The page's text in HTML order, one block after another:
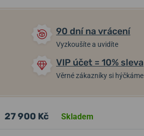
90 dní na vrácení
Vyzkoušíte a uvidíte
VIP účet = 10% sleva
Věrné zákazníky si hýčkáme
27 900 Kč Skladem